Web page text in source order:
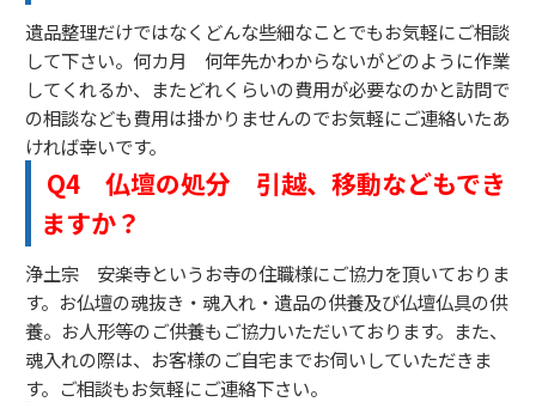
遺品整理だけではなくどんな些細なことでもお気軽にご相談
して下さい。何カ月 何年先かわからないがどのように作業
してくれるか、またどれくらいの費用が必要なのかと訪問で
の相談なども費用は掛かりませんのでお気軽にご連絡いたあ
ければ幸いです。
Q4 仏壇の処分 引越、移動などもでき
ますか？
浄土宗 安楽寺というお寺の住職様にご協力を頂いておりま
す。お仏壇の魂抜き・魂入れ・遺品の供養及び仏壇仏具の供
養。お人形等のご供養もご協力いただいております。また、
魂入れの際は、お客様のご自宅までお伺いしていただきま
す。ご相談もお気軽にご連絡下さい。